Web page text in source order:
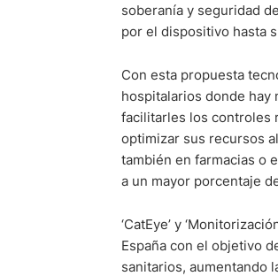
soberanía y seguridad
por el dispositivo hasta
Con esta propuesta
hospitalarios donde hay
facilitarles los controles
optimizar sus recursos
también en farmacias o
a un mayor porcentaje
‘CatEye’ y
España con el objetivo
sanitarios, aumentando